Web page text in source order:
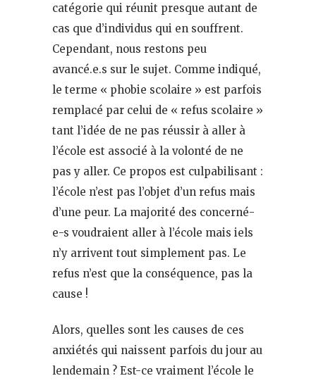
catégorie qui réunit presque autant de
cas que d’individus qui en souffrent.
Cependant, nous restons peu
avancé.e.s sur le sujet. Comme indiqué,
le terme « phobie scolaire » est parfois
remplacé par celui de « refus scolaire »
tant l’idée de ne pas réussir à aller à
l’école est associé à la volonté de ne
pas y aller. Ce propos est culpabilisant :
l’école n’est pas l’objet d’un refus mais
d’une peur. La majorité des concerné-
e-s voudraient aller à l’école mais iels
n’y arrivent tout simplement pas. Le
refus n’est que la conséquence, pas la
cause !
Alors, quelles sont les causes de ces
anxiétés qui naissent parfois du jour au
lendemain ? Est-ce vraiment l’école le